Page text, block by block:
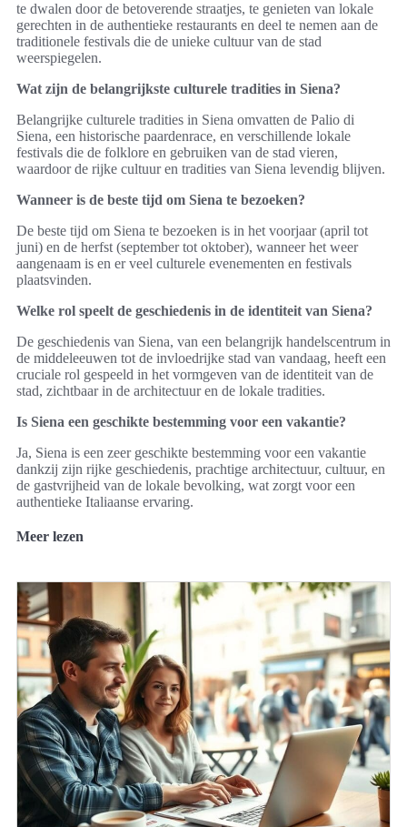
te dwalen door de betoverende straatjes, te genieten van lokale
gerechten in de authentieke restaurants en deel te nemen aan de
traditionele festivals die de unieke cultuur van de stad
weerspiegelen.
Wat zijn de belangrijkste culturele tradities in Siena?
Belangrijke culturele tradities in Siena omvatten de Palio di
Siena, een historische paardenrace, en verschillende lokale
festivals die de folklore en gebruiken van de stad vieren,
waardoor de rijke cultuur en tradities van Siena levendig blijven.
Wanneer is de beste tijd om Siena te bezoeken?
De beste tijd om Siena te bezoeken is in het voorjaar (april tot
juni) en de herfst (september tot oktober), wanneer het weer
aangenaam is en er veel culturele evenementen en festivals
plaatsvinden.
Welke rol speelt de geschiedenis in de identiteit van Siena?
De geschiedenis van Siena, van een belangrijk handelscentrum in
de middeleeuwen tot de invloedrijke stad van vandaag, heeft een
cruciale rol gespeeld in het vormgeven van de identiteit van de
stad, zichtbaar in de architectuur en de lokale tradities.
Is Siena een geschikte bestemming voor een vakantie?
Ja, Siena is een zeer geschikte bestemming voor een vakantie
dankzij zijn rijke geschiedenis, prachtige architectuur, cultuur, en
de gastvrijheid van de lokale bevolking, wat zorgt voor een
authentieke Italiaanse ervaring.
Meer lezen